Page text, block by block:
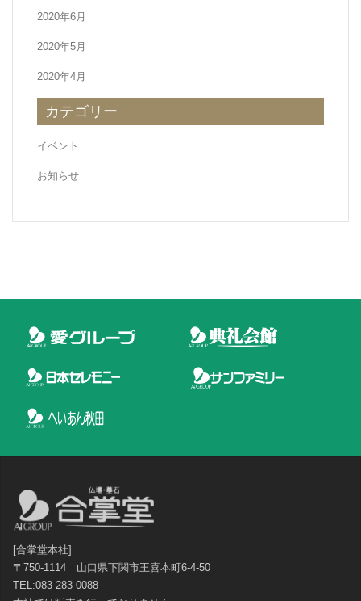
2020年6月
2020年5月
2020年4月
カテゴリー
イベント
お知らせ
[合掌堂本社]
〒750-1114 山口県下関市王喜本町6-4-50
TEL:083-283-0088